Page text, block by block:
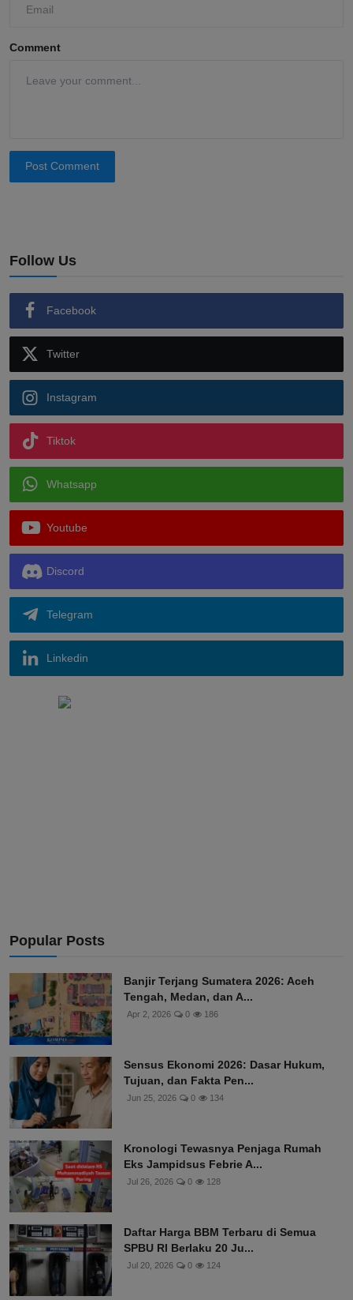
Comment
Post Comment
Follow Us
Facebook
Twitter
Instagram
Tiktok
Whatsapp
Youtube
Discord
Telegram
Linkedin
Popular Posts
Banjir Terjang Sumatera 2026: Aceh
Tengah, Medan, dan A...
Apr 2, 2026 0 186
Sensus Ekonomi 2026: Dasar Hukum,
Tujuan, dan Fakta Pen...
Jun 25, 2026 0 134
Kronologi Tewasnya Penjaga Rumah
Eks Jampidsus Febrie A...
Jul 26, 2026 0 128
Daftar Harga BBM Terbaru di Semua
SPBU RI Berlaku 20 Ju...
Jul 20, 2026 0 124